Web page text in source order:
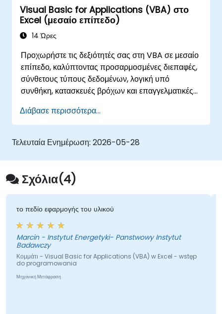
Visual Basic for Applications (VBA) στο
Excel (μεσαίο επίπεδο)
14 Ώρες
Προχωρήστε τις δεξιότητές σας στη VBA σε μεσαίο
επίπεδο, καλύπτοντας προσαρμοσμένες διεπαφές,
σύνθετους τύπους δεδομένων, λογική υπό
συνθήκη, κατασκευές βρόχων και επαγγελματικές
εκπαίδευση στην Excel VBA διδάσκει ισχυρή
διαχείριση σφαλμάτων, βελτιστοποίηση επιδόσεων,
φόρμες χρήστη VBA και αυτοματοποίηση ροών
εργασίας μέσω ασκήσεων πραγματικού κόσμου —
γεφυρώνοντας το χάσμα από τις βασικές
μακροεντολές στις προηγμένες λύσεις
αυτοματισμού για αναλυτές δεδομένων,
επαγγελματίες αναφορών και επιχειρηματικούς
χρήστες που αναζητούν δυνατότητες εταιρικών
υπολογιστικών φύλλων.
Διάβασε περισσότερα...
Τελευταία Ενημέρωση: 2026-05-28
Σχόλια(4)
το πεδίο εφαρμογής του υλικού
Marcin - Instytut Energetyki- Panstwowy Instytut
Badawczy
Κομμάτι - Visual Basic for Applications (VBA) w Excel - wstęp
do programowania
Μηχανική Μετάφραση